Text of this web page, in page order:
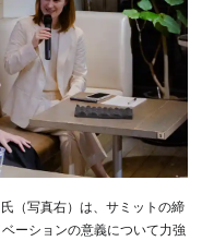
（写真右）は、サミットの締
ーションの意義について力強